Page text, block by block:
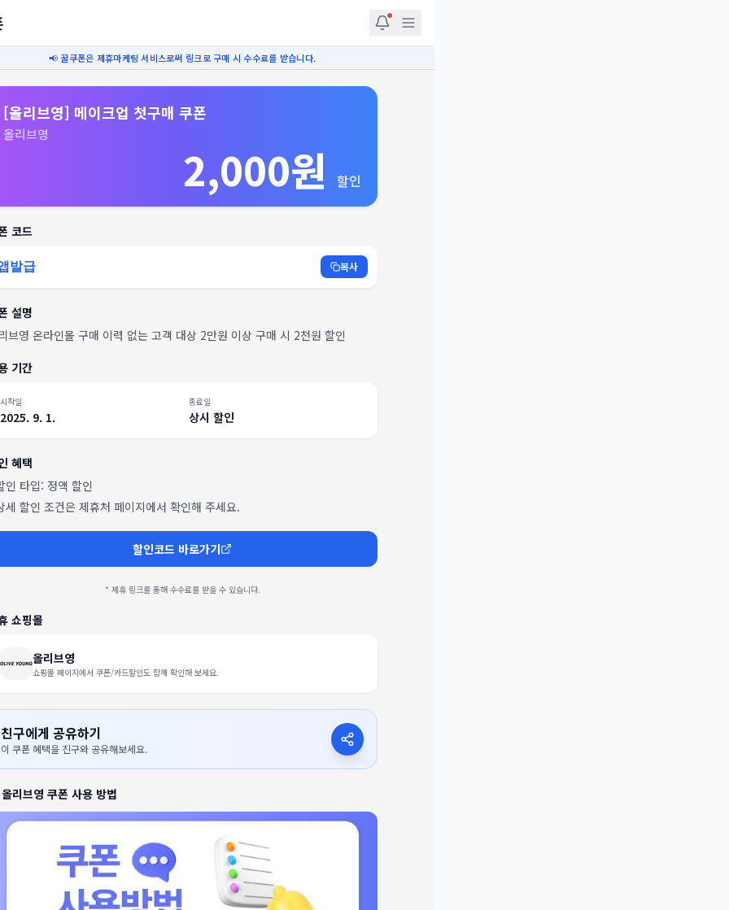
📢 꿀쿠폰은 제휴마케팅 서비스로써 링크로 구매 시 수수료를 받습니다.
[올리브영] 메이크업 첫구매 쿠폰
올리브영
2,000원 할인
코드
발급 복사
설명
브영 온라인몰 구매 이력 없는 고객 대상 2만원 이상 구매 시 2천원 할인
기간
시작일
2025. 9. 1.
종료일
상시 할인
혜택
인 타입: 정액 할인
세 할인 조건은 제휴처 페이지에서 확인해 주세요.
할인코드 바로가기
* 제휴 링크를 통해 수수료를 받을 수 있습니다.
쇼핑몰
올리브영
쇼핑몰 페이지에서 쿠폰/카드할인도 함께 확인해 보세요.
친구에게 공유하기
이 쿠폰 혜택을 친구와 공유해보세요.
올리브영 쿠폰 사용 방법